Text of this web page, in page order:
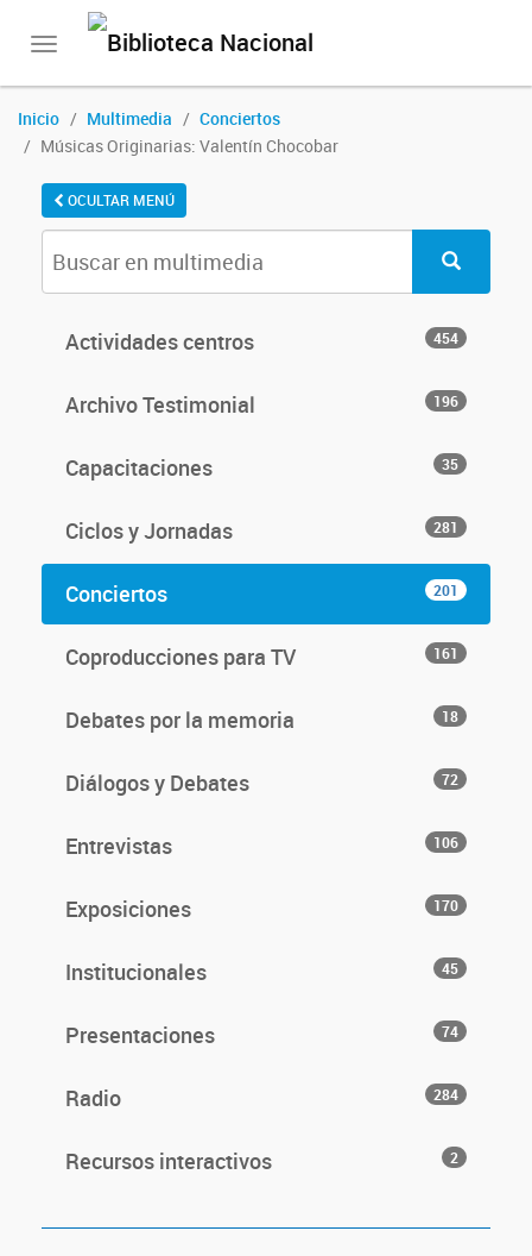
Toggle
Inicio Multimedia
Conciertos
Músicas Originarias: Valentín Chocobar
OCULTAR MENÚ
Actividades centros 454
Archivo Testimonial 196
Capacitaciones 35
Ciclos y Jornadas 281
Conciertos 201
Coproducciones para TV 161
Debates por la memoria 18
Diálogos y Debates 72
Entrevistas 106
Exposiciones 170
Institucionales 45
Presentaciones 74
Radio 284
Recursos interactivos 2